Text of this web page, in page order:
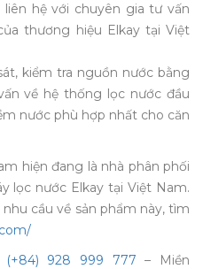
hệ với chuyên gia tư vấn
thương hiệu Elkay tại Việt
kiểm tra nguồn nước bằng
về hệ thống lọc nước đầu
nước phù hợp nhất cho căn
hiện đang là nhà phân phối
lọc nước Elkay tại Việt Nam.
cầu về sản phẩm này, tìm
(+84) 928 999 777 – Miền